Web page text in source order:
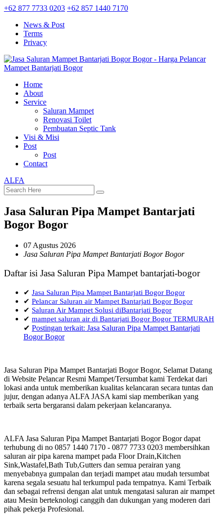
+62 877 7733 0203 +62 857 1440 7170
News & Post
Terms
Privacy
Home
About
Service
Saluran Mampet
Renovasi Toilet
Pembuatan Septic Tank
Visi & Misi
Post
Post
Contact
ALFA
Jasa Saluran Pipa Mampet Bantarjati
Bogor Bogor
07 Agustus 2026
Jasa Saluran Pipa Mampet Bantarjati Bogor Bogor
Daftar isi Jasa Saluran Pipa Mampet bantarjati-bogor
✔ Jasa Saluran Pipa Mampet Bantarjati Bogor Bogor
✔ Pelancar Saluran air Mampet Bantarjati Bogor Bogor
✔ Saluran Air Mampet Solusi diBantarjati Bogor
✔ mampet saluran air di Bantarjati Bogor Bogor TERMURAH
✔ Postingan terkait: Jasa Saluran Pipa Mampet Bantarjati
Bogor Bogor
Jasa Saluran Pipa Mampet Bantarjati Bogor Bogor, Selamat Datang
di Website Pelancar Resmi Mampet/Tersumbat kami Terdekat dari
lokasi anda untuk memberikan kualitas kelancaran secara tuntas dan
jujur, dengan adanya ALFA JASA kami siap memberikan yang
terbaik serta bergaransi dalam pekerjaan kelancaranya.
ALFA Jasa Saluran Pipa Mampet Bantarjati Bogor Bogor dapat
terhubung di no 0857 1440 7170 - 0877 7733 0203 membersihkan
saluran air pipa karena mampet pada Floor Drain,Kitchen
Sink,Wastafel,Bath Tub,Gutters dan semua perairan yang
menyebabnya gumpalan dan terjadi mampet atau mudah tersumbat
karena segala sesuatu hal terkumpul pada tempatnya. Kami Terbaik
dan sebagai refrensi dengan alat untuk mengatasi saluran air mampet
atau Mesin berteknologi canggih dan dukungan yang moderen dari
pihak pekerja Profesional.